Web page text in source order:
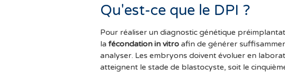
Qu'est-ce que le DPI ?
Pour réaliser un diagnostic génétique
la fécondation in vitro afin de générer
analyser. Les embryons doivent évoluer en
atteignent le stade de blastocyste, soit le